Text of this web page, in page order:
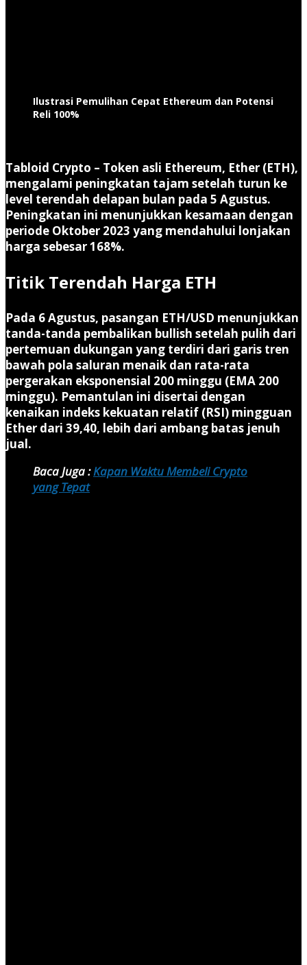
Ilustrasi Pemulihan Cepat Ethereum dan Potensi
Reli 100%
Tabloid Crypto – Token asli Ethereum, Ether (ETH),
mengalami peningkatan tajam setelah turun ke
level terendah delapan bulan pada 5 Agustus.
Peningkatan ini menunjukkan kesamaan dengan
periode Oktober 2023 yang mendahului lonjakan
harga sebesar 168%.
Titik Terendah Harga ETH
Pada 6 Agustus, pasangan ETH/USD menunjukkan
tanda-tanda pembalikan bullish setelah pulih dari
pertemuan dukungan yang terdiri dari garis tren
bawah pola saluran menaik dan rata-rata
pergerakan eksponensial 200 minggu (EMA 200
minggu). Pemantulan ini disertai dengan
kenaikan indeks kekuatan relatif (RSI) mingguan
Ether dari 39,40, lebih dari ambang batas jenuh
jual.
Baca Juga :Kapan Waktu Membeli Crypto
yang Tepat